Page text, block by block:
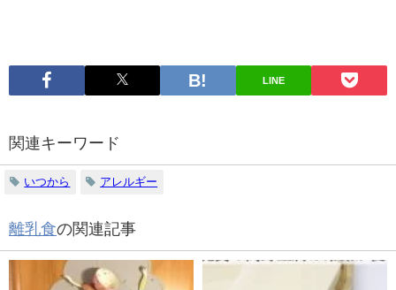
LINE
関連キーワード
いつから アレルギー
離乳食の関連記事